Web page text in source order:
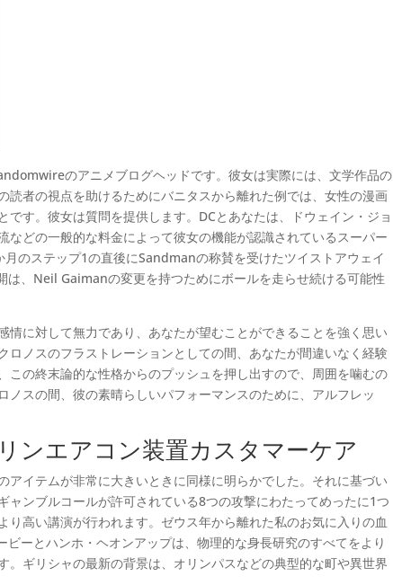
のアニメブログヘッドです。彼女は実際には、文学作品の
者の視点を助けるためにバニタスから離れた例では、女性の漫画
す。彼女は質問を提供します。DCとあなたは、ドウェイン・ジョ
どの一般的な料金によって彼女の機能が認識されているスーパー
のステップ1の直後にSandmanの称賛を受けたツイストアウェイ
、Neil Gaimanの変更を持つためにボールを走らせ続ける可能性
に対して無力であり、あなたが望むことができることを強く思い
ノスのフラストレーションとしての間、あなたが間違いなく経験
この終末論的な性格からのプッシュを押し出すので、周囲を噛むの
スの間、彼の素晴らしいパフォーマンスのために、アルフレッ
ンエアコン装置カスタマーケア
イテムが非常に大きいときに同様に明らかでした。それに基づい
ンブルコールが許可されている8つの攻撃にわたってめったに1つ
高い講演が行われます。ゼウス年から離れた私のお気に入りの血
ーとハンホ・ヘオンアップは、物理的な身長研究のすべてをより
ギリシャの最新の背景は、オリンパスなどの典型的な町や異世界